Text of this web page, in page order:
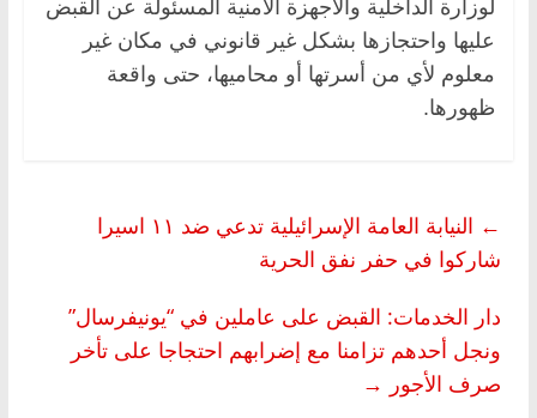
لوزارة الداخلية والأجهزة الأمنية المسئولة عن القبض
عليها واحتجازها بشكل غير قانوني في مكان غير
معلوم لأي من أسرتها أو محاميها، حتى واقعة
ظهورها.
←
النيابة العامة الإسرائيلية تدعي ضد ١١ اسيرا
شاركوا في حفر نفق الحرية
دار الخدمات: القبض على عاملين في “يونيفرسال”
ونجل أحدهم تزامنا مع إضرابهم احتجاجا على تأخر
صرف الأجور →